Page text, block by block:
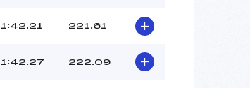
1:42.21 221.61
1:42.27 222.09